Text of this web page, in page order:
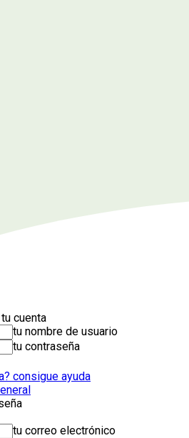
cuenta
tu nombre de usuario
tu contraseña
consigue ayuda
tu correo electrónico